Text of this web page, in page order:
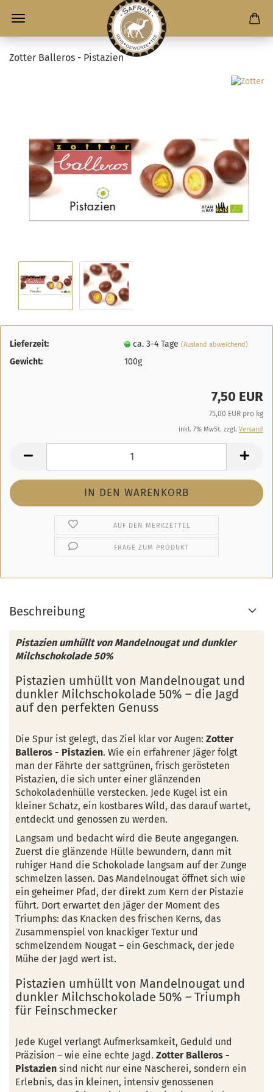
Zotter Balleros - Pistazien
Lieferzeit: ca. 3-4 Tage(Ausland abweichend)
Gewicht: 100g
7,50 EUR
75,00 EUR pro kg
inkl. 7% MwSt. zzgl. Versand
AUF DEN MERKZETTEL
FRAGE ZUM PRODUKT
Beschreibung
Pistazien umhüllt von Mandelnougat und dunkler
Milchschokolade 50%
Pistazien umhüllt von Mandelnougat und
dunkler Milchschokolade 50% – die Jagd
auf den perfekten Genuss
Die Spur ist gelegt, das Ziel klar vor Augen: Zotter
Balleros - Pistazien. Wie ein erfahrener Jäger folgt
man der Fährte der sattgrünen, frisch gerösteten
Pistazien, die sich unter einer glänzenden
Schokoladenhülle verstecken. Jede Kugel ist ein
kleiner Schatz, ein kostbares Wild, das darauf wartet,
entdeckt und genossen zu werden.
Langsam und bedacht wird die Beute angegangen.
Zuerst die glänzende Hülle bewundern, dann mit
ruhiger Hand die Schokolade langsam auf der Zunge
schmelzen lassen. Das Mandelnougat öffnet sich wie
ein geheimer Pfad, der direkt zum Kern der Pistazie
führt. Dort erwartet den Jäger der Moment des
Triumphs: das Knacken des frischen Kerns, das
Zusammenspiel von knackiger Textur und
schmelzendem Nougat – ein Geschmack, der jede
Mühe der Jagd wert ist.
Pistazien umhüllt von Mandelnougat und
dunkler Milchschokolade 50% – Triumph
für Feinschmecker
Jede Kugel verlangt Aufmerksamkeit, Geduld und
Präzision – wie eine echte Jagd. Zotter Balleros -
Pistazien sind nicht nur eine Nascherei, sondern ein
Erlebnis, das in kleinen, intensiv genossenen